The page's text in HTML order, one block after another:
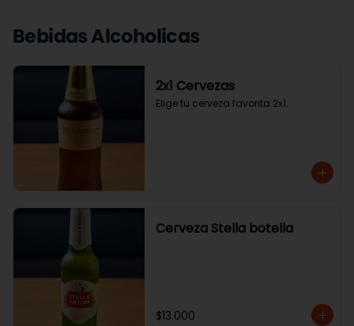
Bebidas Alcoholicas
2x1 Cervezas
Elige tu cerveza favorita 2x1.
Cerveza Stella botella
$13.000